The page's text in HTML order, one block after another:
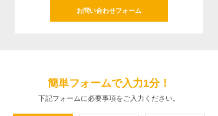
お問い合わせフォーム
簡単フォームで入力1分！
下記フォームに必要事項をご入力ください。